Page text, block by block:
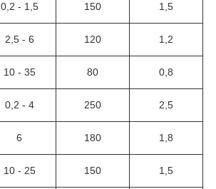
0,2 - 1,5 150 1,5
2,5 - 6 120 1,2
10 - 35 80 0,8
0,2 - 4 250 2,5
6 180 1,8
10 - 25 150 1,5